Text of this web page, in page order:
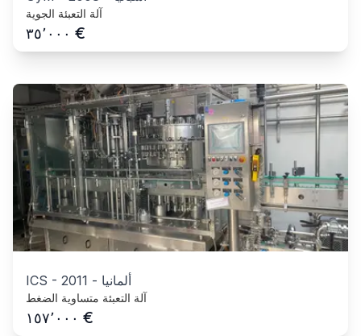
آلة التعبئة الجوية
٣٥٬٠٠٠ €
ICS - 2011 - ألمانيا
آلة التعبئة متساوية الضغط
١٥٧٬٠٠٠ €